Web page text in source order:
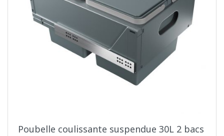
Poubelle coulissante suspendue 30L 2 bacs